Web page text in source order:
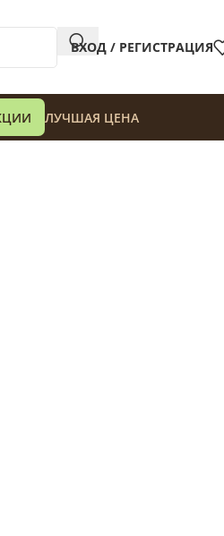
ВХОД / РЕГИСТРАЦИЯ
ЛУЧШАЯ ЦЕНА